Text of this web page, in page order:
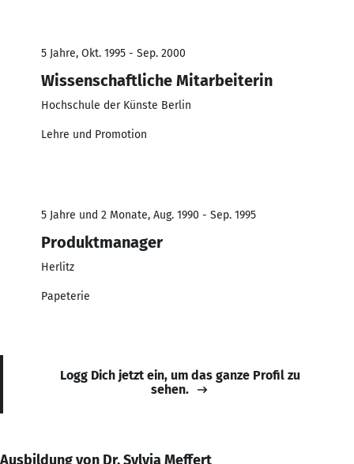
5 Jahre, Okt. 1995 - Sep. 2000
Wissenschaftliche Mitarbeiterin
Hochschule der Künste Berlin
Lehre und Promotion
5 Jahre und 2 Monate, Aug. 1990 - Sep. 1995
Produktmanager
Herlitz
Papeterie
Logg Dich jetzt ein, um das ganze Profil zu
sehen.
Ausbildung von Dr. Sylvia Meffert